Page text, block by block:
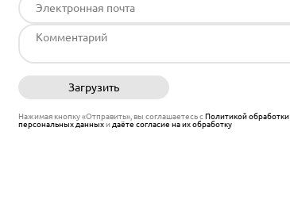
Загрузить
Нажимая кнопку «Отправить», вы соглашаетесь сПолитикой обработки
персональных данныхи даёте согласие на их обработку